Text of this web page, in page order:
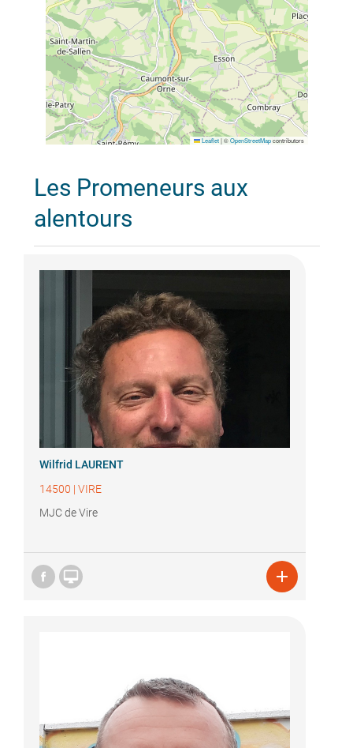
Leaflet |©OpenStreetMapcontributors
Les Promeneurs aux
alentours
Wilfrid LAURENT
14500 | VIRE
MJC de Vire
 